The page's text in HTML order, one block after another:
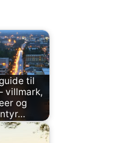
til
villmark,
og